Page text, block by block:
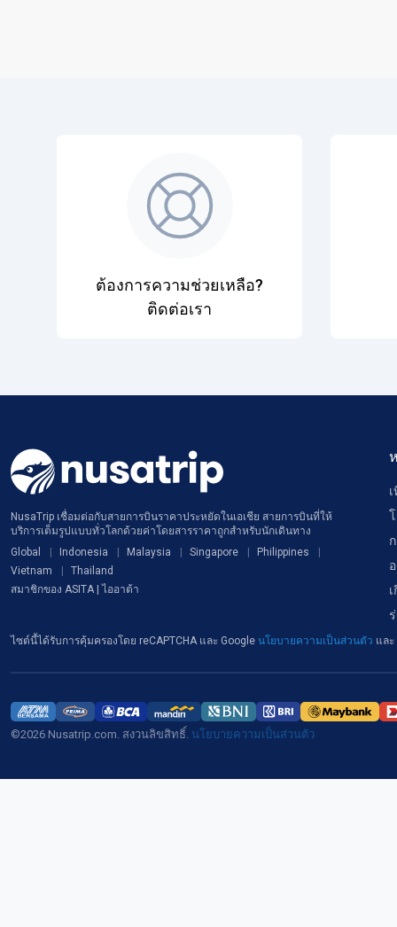
ต้องการความช่วยเหลือ?
ติดต่อเรา
NusaTrip เชื่อมต่อกับสายการบินราคาประหยัดในเอเชีย สายการบินที่ให้
บริการเต็มรูปแบบทั่วโลกด้วยค่าโดยสารราคาถูกสำหรับนักเดินทาง
Global
Indonesia Malaysia Singapore
Philippines
Vietnam
Thailand
สมาชิกของ ASITA | ไออาต้า
ไซต์นี้ได้รับการคุ้มครองโดย reCAPTCHA และ Google นโยบายความเป็นส่วนตัว และ
©2026 Nusatrip.com. สงวนลิขสิทธิ์. นโยบายความเป็นส่วนตัว